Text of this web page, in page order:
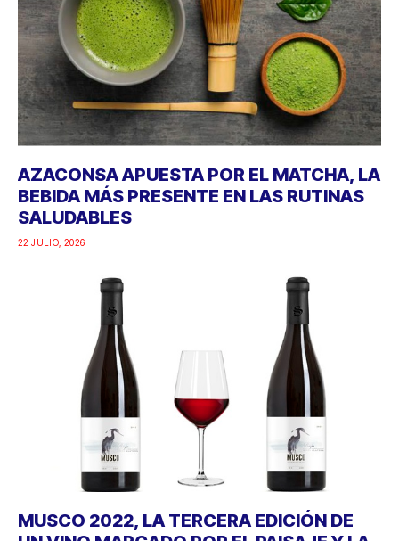
AZACONSA APUESTA POR EL MATCHA, LA
BEBIDA MÁS PRESENTE EN LAS RUTINAS
SALUDABLES
22 JULIO, 2026
MUSCO 2022, LA TERCERA EDICIÓN DE